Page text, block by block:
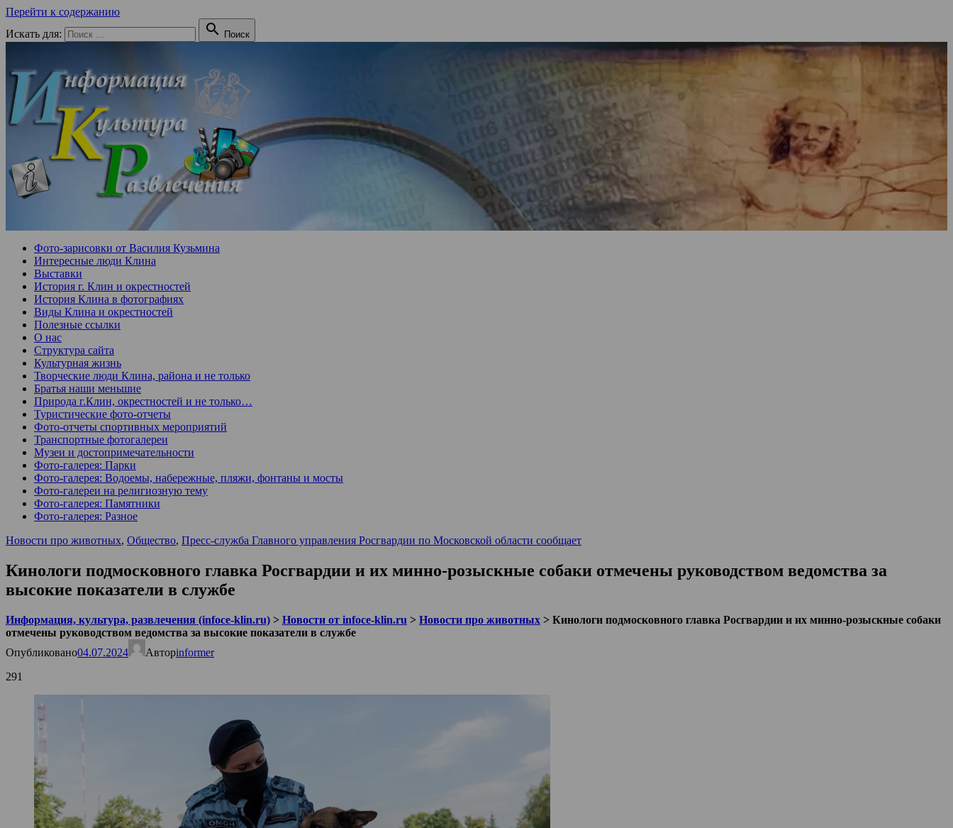
Перейти к содержанию
Искать для:
 Поиск
Фото-зарисовки от Василия Кузьмина
Интересные люди Клина
Выставки
История г. Клин и окрестностей
История Клина в фотографиях
Виды Клина и окрестностей
Полезные ссылки
О нас
Структура сайта
Культурная жизнь
Творческие люди Клина, района и не только
Братья наши меньшие
Природа г.Клин, окрестностей и не только…
Туристические фото-отчеты
Фото-отчеты спортивных мероприятий
Транспортные фотогалереи
Музеи и достопримечательности
Фото-галерея: Парки
Фото-галерея: Водоемы, набережные, пляжи, фонтаны и мосты
Фото-галереи на религиозную тему
Фото-галерея: Памятники
Фото-галерея: Разное
Новости про животных, Общество, Пресс-служба Главного управления Росгвардии по Московской области сообщает
Кинологи подмосковного главка Росгвардии и их минно-розыскные собаки отмечены руководством ведомства за
высокие показатели в службе
Информация, культура, развлечения (infoce-klin.ru) > Новости от infoce-klin.ru > Новости про животных > Кинологи подмосковного главка Росгвардии и их минно-розыскные собаки
отмечены руководством ведомства за высокие показатели в службе
Опубликовано04.07.2024 Авторinformer
291